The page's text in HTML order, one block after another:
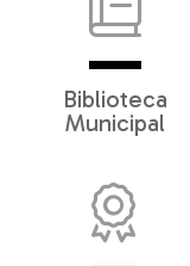
Biblioteca
Municipal